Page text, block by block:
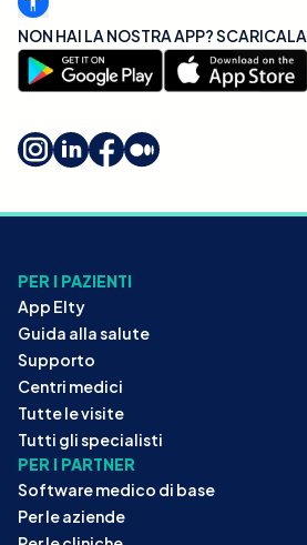
NON HAI LA NOSTRA APP? SCARICALA
PER I PAZIENTI
App Elty
Guida alla salute
Supporto
Centri medici
Tutte le visite
Tutti gli specialisti
PER I PARTNER
Software medico di base
Per le aziende